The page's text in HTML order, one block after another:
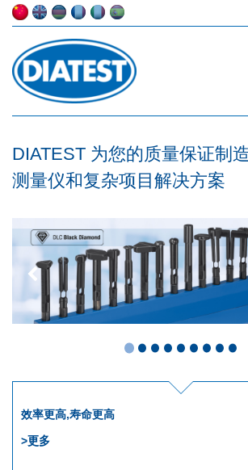
DIATEST 为您的质量保证制
测量仪和复杂项目解决方案
效率更高,寿命更高
>更多